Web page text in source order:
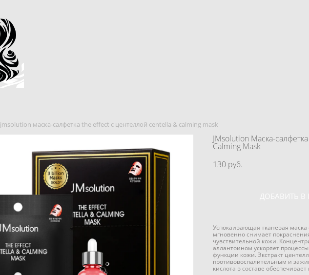
jmsolution маска-салфетка the effect с центеллой centella & calming mask
JMsolution Маска-
Calming Mask
130 pуб.
ДОБАВИТЬ В
Успокаивающая тканевая маска
мгновенно снимает
чувствительной кожи.
аллантоином ускоряет
функции кожи. Экстракт
противовоспалительным и
кислота в составе